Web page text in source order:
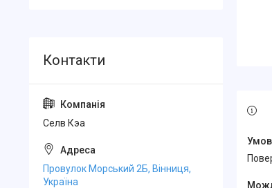
Селв Кэа
Провулок Морський 2Б, Вінниця,
Україна